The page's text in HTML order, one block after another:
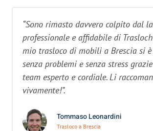
“Sono rimasto davvero colpito dal
professionale e affidabile di
mio trasloco di mobili a Brescia si
senza problemi e senza stress
team esperto e cordiale. Li
vivamente!”.
Tommaso Leonardini
Trasloco a Brescia